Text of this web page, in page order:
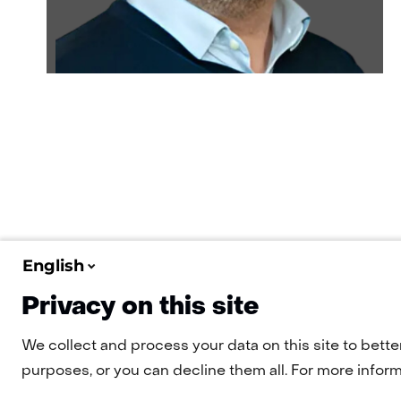
English
Privacy on this site
We collect and process your data on this site to
purposes, or you can decline them all. For more